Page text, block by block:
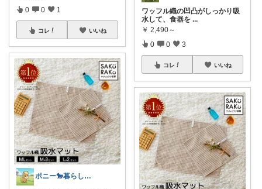
0 0 1
コレ いいね
ポニー🐎暮らし快適を目指すパパ
ワッフル織の凹凸がしっかり吸
水して、食器を ...
￥ 2,490～
0 0 3
コレ いいね